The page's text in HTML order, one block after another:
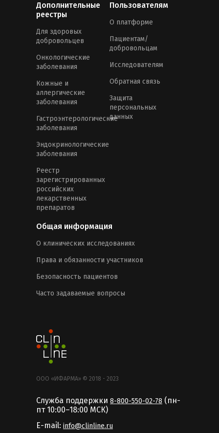
Дополнительные
реестры
Для здоровых
добровольцев
Онкологические
заболевания
Кожные и
аллергические
заболевания
Гастроэнтерологические
заболевания
Эндокринологические
заболевания
Реестр
зарегистрированных
российских
лекарственных
препаратов
Пользователям
О платформе
Пациентам/
добровольцам
Исследователям
Обратная связь
Защита
персональных
данных
Общая информация
О клинических исследованиях
Права и обязанности участников
Безопасность пациентов
Часто задаваемые вопросы
ООО «ИФАРМА» © 2018 - 2023
Служба поддержки 8-800-550-02-78 (пн-
пт 10:00–18:00 MCК)
E-mail: info@clinline.ru